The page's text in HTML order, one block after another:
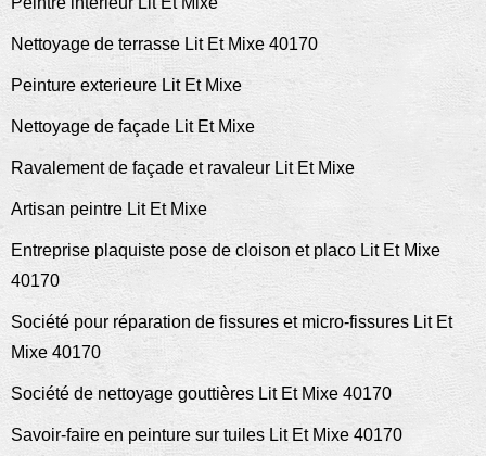
Nettoyage de terrasse Lit Et Mixe 40170
Peinture exterieure Lit Et Mixe
Nettoyage de façade Lit Et Mixe
Ravalement de façade et ravaleur Lit Et Mixe
Artisan peintre Lit Et Mixe
Entreprise plaquiste pose de cloison et placo Lit Et Mixe
40170
Société pour réparation de fissures et micro-fissures Lit Et
Mixe 40170
Société de nettoyage gouttières Lit Et Mixe 40170
Savoir-faire en peinture sur tuiles Lit Et Mixe 40170